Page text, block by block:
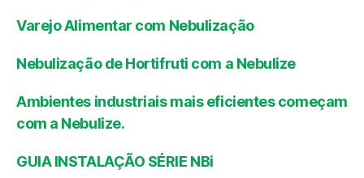
Varejo Alimentar com Nebulização
Nebulização de Hortifruti com a Nebulize
Ambientes industriais mais eficientes começam
com a Nebulize.
GUIA INSTALAÇÃO SÉRIE NBi